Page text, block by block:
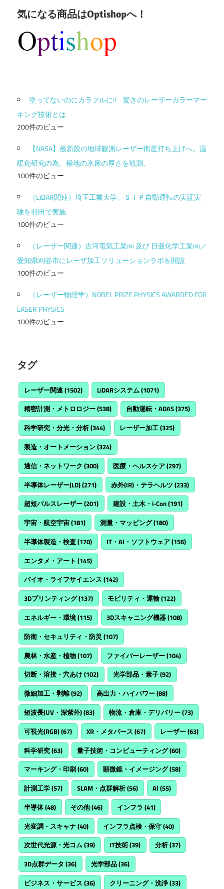
気になる商品はOptishopへ！
塗ってないのにカラフルに!! 驚きのレーザーカラーマー
キング技術とは
200件のビュー
【NASA】最新鋭の地球観測レーザー衛星打ち上げへ。温
暖化研究の為、極地の氷床の厚さを観測。
100件のビュー
（LiDAR関連）埼玉工業大学、ＳＩＰ自動運転の実証実
験を羽田で実施
100件のビュー
（レーザー関連）古河電気工業㈱ 及び 日亜化学工業㈱／
愛知県刈谷市にレーザ加工ソリューションラボを開設
100件のビュー
（レーザー物理学）NOBEL PRIZE PHYSICS AWARDED FOR
LASER PHYSICS
100件のビュー
タグ
レーザー関連(1502) LiDARシステム(1071)
精密計測・メトロロジー(538) 自動運転・ADAS(375)
科学研究・分光・分析(344) レーザー加工(325)
製造・オートメーション(324)
通信・ネットワーク (300) 医療・ヘルスケア(297)
半導体レーザー(LD)(271) 赤外(IR)・テラヘルツ (233)
超短パルスレーザー(201) 建設・土木・i-Con(191)
宇宙・航空宇宙(181) 測量・マッピング(180)
半導体製造・検査(170) IT・AI・ソフトウェア(156)
エンタメ・アート (145)
バイオ・ライフサイエンス (142)
3Dプリンティング(137) モビリティ・運輸(122)
エネルギー・環境(115) 3Dスキャニング機器(108)
防衛・セキュリティ・防災 (107)
農林・水産・植物(107) ファイバーレーザー(104)
切断・溶接・穴あけ(102) 光学部品・素子(92)
微細加工・剥離(92) 高出力・ハイパワー(88)
短波長(UV・深紫外)(83) 物流・倉庫・デリバリー(73)
可視光(RGB)(67) XR・メタバース (67) レーザー(63)
科学研究(63) 量子技術・コンピューティング(60)
マーキング・印刷(60) 顕微鏡・イメージング(58)
計測工学(57) SLAM・点群解析(56) AI (55)
半導体(48) その他(46) インフラ (41)
光変調・スキャナ(40) インフラ点検・保守(40)
次世代光源・光コム(39) IT技術(39) 分析(37)
3D点群データ (36) 光学部品(36)
ビジネス・サービス (36) クリーニング・洗浄(33)